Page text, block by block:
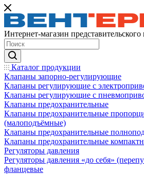
Интернет-магазин представительского
Каталог продукции
Клапаны запорно-регулирующие
Клапаны регулирующие с
Клапаны регулирующие с
Клапаны предохранительные
Клапаны предохранительные
(малоподъёмные)
Клапаны предохранительные
Клапаны предохранительные
Регуляторы давления
Регуляторы давления «до себя»
фланцевые